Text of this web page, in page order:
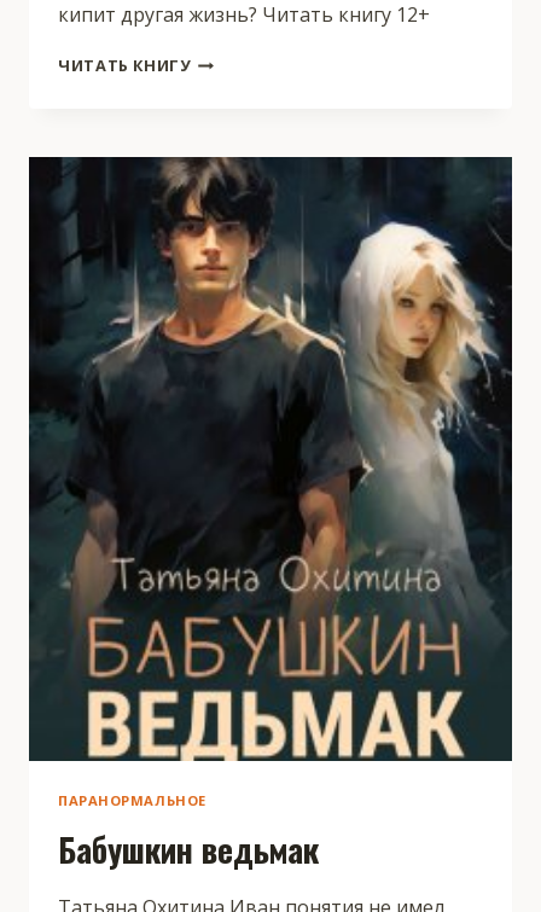
кипит другая жизнь? Читать книгу 12+
ЧИТАТЬ КНИГУКВАРТИРАНТЫ
ПАРАНОРМАЛЬНОЕ
Бабушкин ведьмак
Татьяна Охитина Иван понятия не имел,